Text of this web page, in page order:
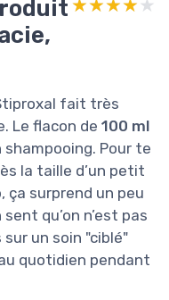
★★★★★
★★★★★
fait très
Le flacon de 100 ml
Pour te
la taille d’un petit
ça surprend un peu
qu’on n’est pas
un soin "ciblé"
quotidien pendant